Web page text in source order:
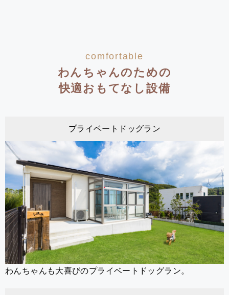
comfortable
わんちゃんのための
快適おもてなし設備
プライベートドッグラン
わんちゃんも大喜びのプライベートドッグラン。